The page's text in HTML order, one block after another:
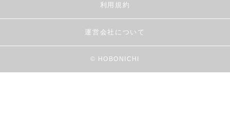
利用規約
運営会社について
© HOBONICHI